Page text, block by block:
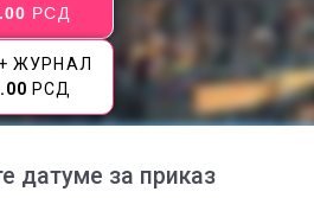
РСД
ЖУРНАЛ
РСД
датуме за приказ